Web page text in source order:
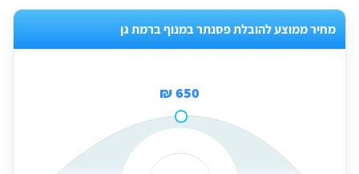
מחיר ממוצע להובלת פסנתר במנוף ברמת גן
650 ₪